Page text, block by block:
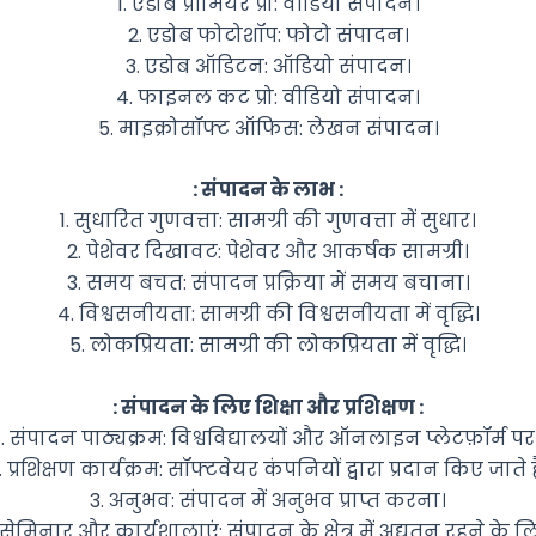
2. एडोब फोटोशॉप: फोटो संपादन।
3. एडोब ऑडिटन: ऑडियो संपादन।
4. फाइनल कट प्रो: वीडियो संपादन।
5. माइक्रोसॉफ्ट ऑफिस: लेखन संपादन।
: संपादन के लाभ :
1. सुधारित गुणवत्ता: सामग्री की गुणवत्ता में सुधार।
2. पेशेवर दिखावट: पेशेवर और आकर्षक सामग्री।
3. समय बचत: संपादन प्रक्रिया में समय बचाना।
4. विश्वसनीयता: सामग्री की विश्वसनीयता में वृद्धि।
5. लोकप्रियता: सामग्री की लोकप्रियता में वृद्धि।
: संपादन के लिए शिक्षा और प्रशिक्षण :
संपादन पाठ्यक्रम: विश्वविद्यालयों और ऑनलाइन प्लेटफ़ॉर्म
प्रशिक्षण कार्यक्रम: सॉफ्टवेयर कंपनियों द्वारा प्रदान किए जाते
3. अनुभव: संपादन में अनुभव प्राप्त करना।